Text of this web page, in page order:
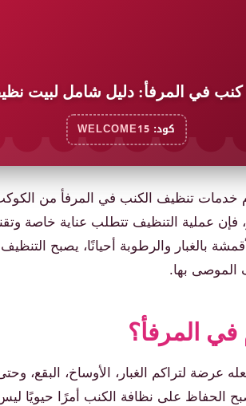
في المرفأ: دليل شامل لبيت
كود: WELCOME15
خدمات تنظيف الكنب في المرفأ من الكوكب
فإن عملية التنظيف تتطلب عناية خاصة
بالغبار والرطوبة أحيانًا، يصبح
الموصى بها.
المرفأ؟
لتراكم الغبار، الأوساخ، البقع،
الحفاظ على نظافة الكنب أمرًا حيويًا